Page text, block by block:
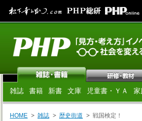
雑誌 書籍 新書 文庫 児童書・ＹＡ 家
HOME 雑誌 歴史街道 戦国検定！